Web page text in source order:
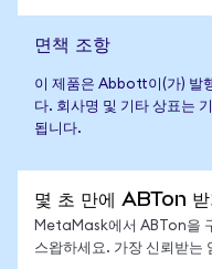
면책 조항
이 제품은 Abbott이(가) 발
다. 회사명 및 기타 상표는
됩니다.
몇 초 만에 ABTon 받
MetaMask에서 ABTon을
스왑하세요. 가장 신뢰받는